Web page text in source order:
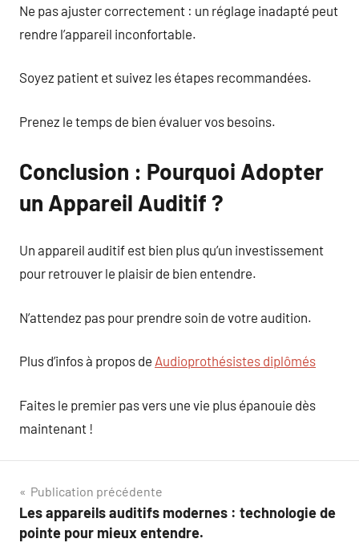
Ne pas ajuster correctement : un réglage inadapté peut
rendre l’appareil inconfortable.
Soyez patient et suivez les étapes recommandées.
Prenez le temps de bien évaluer vos besoins.
Conclusion : Pourquoi Adopter
un Appareil Auditif ?
Un appareil auditif est bien plus qu’un investissement
pour retrouver le plaisir de bien entendre.
N’attendez pas pour prendre soin de votre audition.
Plus d’infos à propos de Audioprothésistes diplômés
Faites le premier pas vers une vie plus épanouie dès
maintenant !
Navigation
de
Publication précédente
Les appareils auditifs modernes : technologie de
pointe pour mieux entendre.